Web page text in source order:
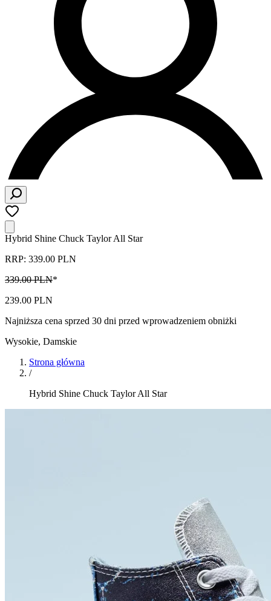
Hybrid Shine Chuck Taylor All Star
RRP: 339.00 PLN
339.00 PLN*
239.00 PLN
Najniższa cena sprzed 30 dni przed wprowadzeniem obniżki
Wysokie, Damskie
Strona główna
/
Hybrid Shine Chuck Taylor All Star